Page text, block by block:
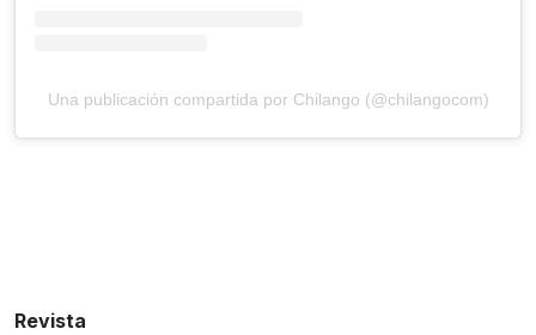
Una publicación compartida por Chilango (@chilangocom)
Revista